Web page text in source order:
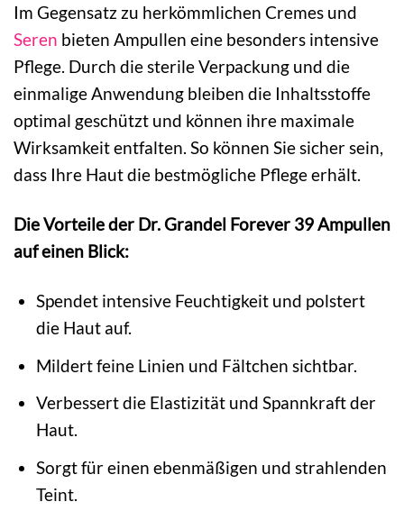
Im Gegensatz zu herkömmlichen Cremes und
Seren bieten Ampullen eine besonders intensive
Pflege. Durch die sterile Verpackung und die
einmalige Anwendung bleiben die Inhaltsstoffe
optimal geschützt und können ihre maximale
Wirksamkeit entfalten. So können Sie sicher sein,
dass Ihre Haut die bestmögliche Pflege erhält.
Die Vorteile der Dr. Grandel Forever 39 Ampullen
auf einen Blick:
Spendet intensive Feuchtigkeit und polstert
die Haut auf.
Mildert feine Linien und Fältchen sichtbar.
Verbessert die Elastizität und Spannkraft der
Haut.
Sorgt für einen ebenmäßigen und strahlenden
Teint.